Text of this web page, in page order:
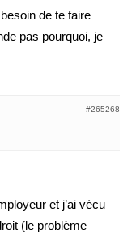
de te faire
pas pourquoi, je
#265268
et j’ai vécu
(le problème